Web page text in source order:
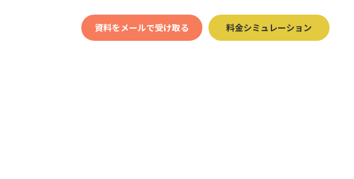
資料をメールで受け取る 料金シミュレーション